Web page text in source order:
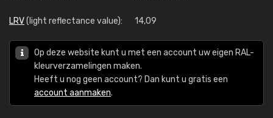
LRV(light reflectance value): 14,09
Op deze website kunt u met een account uw eigen RAL-
kleurverzamelingen maken.
Heeft u nog geen account? Dan kunt u gratis een
account aanmaken.